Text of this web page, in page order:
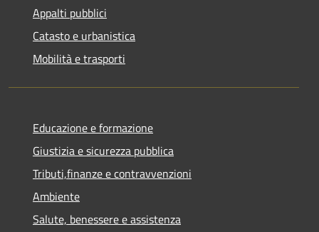
Appalti pubblici
Catasto e urbanistica
Mobilità e trasporti
Educazione e formazione
Giustizia e sicurezza pubblica
Tributi,finanze e contravvenzioni
Ambiente
Salute, benessere e assistenza